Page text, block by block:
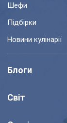
Шефи
Підбірки
Новини кулінарії
Блоги
Світ